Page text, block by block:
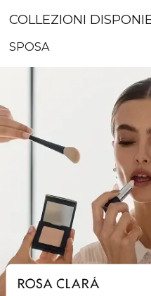
COLLEZIONI
SPOSA